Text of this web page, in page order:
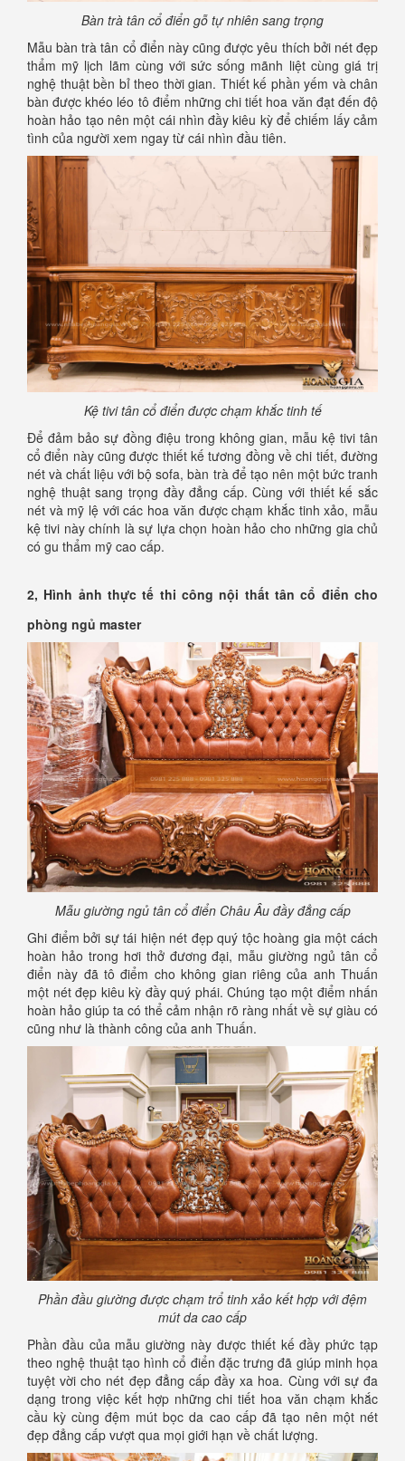
Bàn trà tân cổ điển gỗ tự nhiên sang trọng
Mẫu bàn trà tân cổ điển này cũng được yêu thích bởi nét đẹp
thẩm mỹ lịch lãm cùng với sức sống mãnh liệt cùng giá trị
nghệ thuật bền bỉ theo thời gian. Thiết kế phần yếm và chân
bàn được khéo léo tô điểm những chi tiết hoa văn đạt đến độ
hoàn hảo tạo nên một cái nhìn đầy kiêu kỳ để chiếm lấy cảm
tình của người xem ngay từ cái nhìn đầu tiên.
Kệ tivi tân cổ điển được chạm khắc tinh tế
Để đảm bảo sự đồng điệu trong không gian, mẫu kệ tivi tân
cổ điển này cũng được thiết kế tương đồng về chi tiết, đường
nét và chất liệu với bộ sofa, bàn trà để tạo nên một bức tranh
nghệ thuật sang trọng đầy đẳng cấp. Cùng với thiết kế sắc
nét và mỹ lệ với các hoa văn được chạm khắc tinh xảo, mẫu
kệ tivi này chính là sự lựa chọn hoàn hảo cho những gia chủ
có gu thẩm mỹ cao cấp.
2, Hình ảnh thực tế thi công nội thất tân cổ điển cho
phòng ngủ master
Mẫu giường ngủ tân cổ điển Châu Âu đầy đẳng cấp
Ghi điểm bởi sự tái hiện nét đẹp quý tộc hoàng gia một cách
hoàn hảo trong hơi thở đương đại, mẫu giường ngủ tân cổ
điển này đã tô điểm cho không gian riêng của anh Thuấn
một nét đẹp kiêu kỳ đầy quý phái. Chúng tạo một điểm nhấn
hoàn hảo giúp ta có thể cảm nhận rõ ràng nhất về sự giàu có
cũng như là thành công của anh Thuấn.
Phần đầu giường được chạm trổ tinh xảo kết hợp với đệm
mút da cao cấp
Phần đầu của mẫu giường này được thiết kế đầy phức tạp
theo nghệ thuật tạo hình cổ điển đặc trưng đã giúp minh họa
tuyệt vời cho nét đẹp đẳng cấp đầy xa hoa. Cùng với sự đa
dạng trong việc kết hợp những chi tiết hoa văn chạm khắc
cầu kỳ cùng đệm mút bọc da cao cấp đã tạo nên một nét
đẹp đẳng cấp vượt qua mọi giới hạn về chất lượng.